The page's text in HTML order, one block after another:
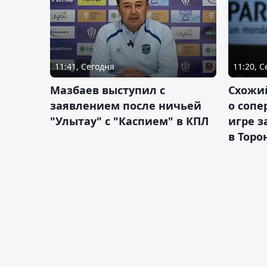
11:41, Сегодня
Мазбаев выступил с
заявлением после ничьей
"Улытау" с "Каспием" в КПЛ
11:20,
о
игре
в